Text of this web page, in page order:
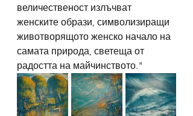
величественост излъчват
женските образи, символизиращи
животворящото женско начало на
самата природа, светеща от
радостта на майчинството."